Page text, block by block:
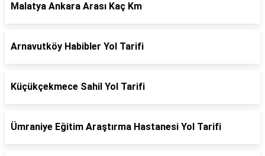
Malatya Ankara Arası Kaç Km
Arnavutköy Habibler Yol Tarifi
Küçükçekmece Sahil Yol Tarifi
Ümraniye Eğitim Araştırma Hastanesi Yol Tarifi